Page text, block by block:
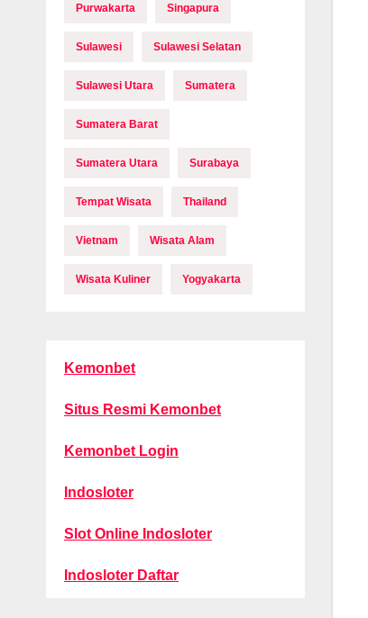
Purwakarta Singapura
Sulawesi Sulawesi Selatan
Sulawesi Utara Sumatera
Sumatera Barat
Sumatera Utara Surabaya
Tempat Wisata Thailand
Vietnam Wisata Alam
Wisata Kuliner Yogyakarta
Kemonbet
Situs Resmi Kemonbet
Kemonbet Login
Indosloter
Slot Online Indosloter
Indosloter Daftar